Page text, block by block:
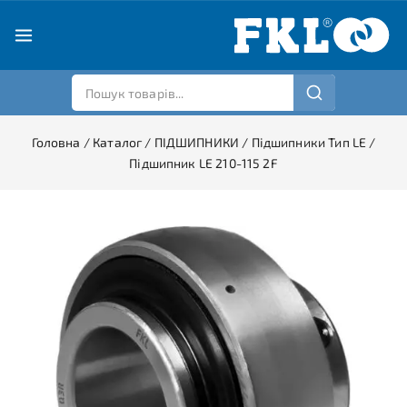
Головна / Каталог / ПІДШИПНИКИ / Підшипники Тип LE /
Підшипник LE 210-115 2F